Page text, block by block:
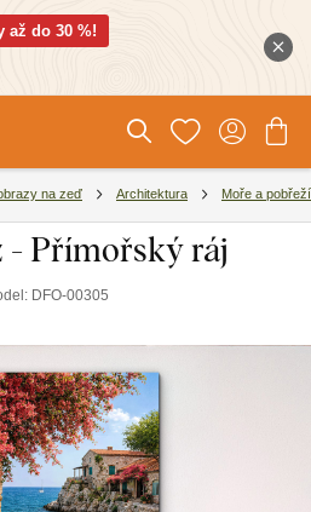
až do 30 %!
na zeď Architektura Moře a pobřeží
- Přímořský ráj
DFO-00305